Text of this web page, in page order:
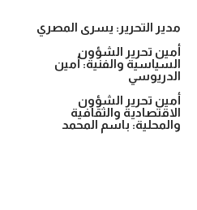
مدير التحرير: يسرى المصري
أمين تحرير الشؤون
السياسية والفنية: أمين
الدريوسي
أمين تحرير الشؤون
الاقتصادية والثقافية
والمحلية: باسم المحمد